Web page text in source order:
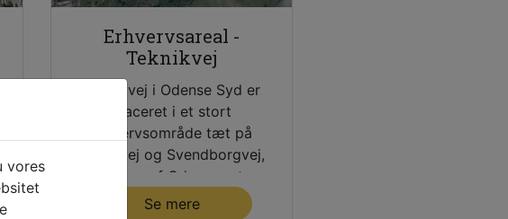
Erhvervsareal -
Teknikvej
Teknikvej i Odense Syd er
placeret i et stort
erhvervsområde tæt på
motorvej og Svendborgvej,
som er en af Odenses store
indfaldsveje.
Se mere
vores